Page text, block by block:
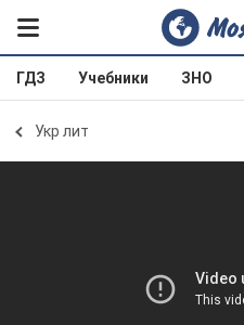
ГДЗ Учебники ЗНО
Укр лит